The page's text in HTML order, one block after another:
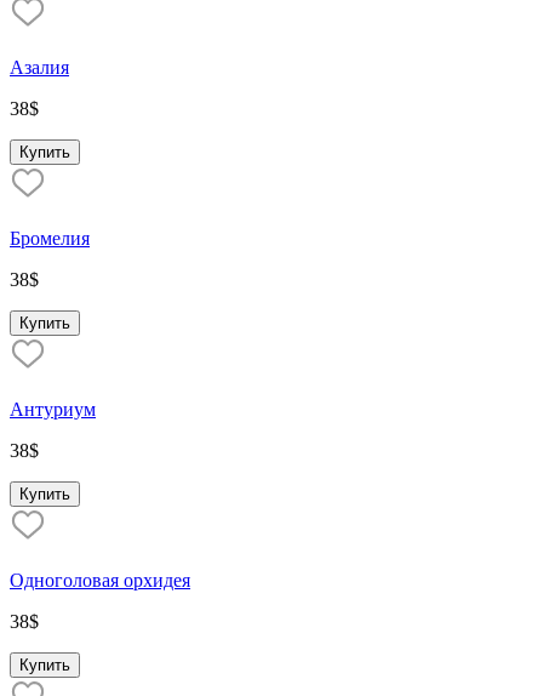
Азалия
38$
Купить
Бромелия
38$
Купить
Антуриум
38$
Купить
Oдноголовая орхидея
38$
Купить